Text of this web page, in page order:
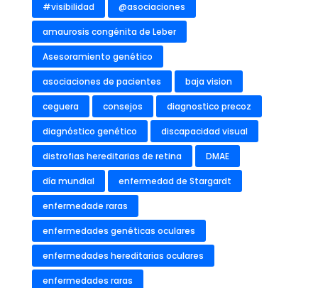
#visibilidad @asociaciones
amaurosis congénita de Leber
Asesoramiento genético
asociaciones de pacientes baja vision
ceguera consejos diagnostico precoz
diagnóstico genético discapacidad visual
distrofias hereditarias de retina DMAE
día mundial enfermedad de Stargardt
enfermedade raras
enfermedades genéticas oculares
enfermedades hereditarias oculares
enfermedades raras